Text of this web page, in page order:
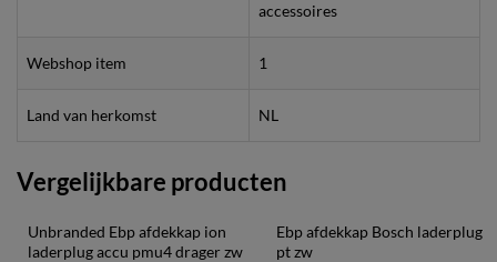
accessoires
Webshop item 1
Land van herkomst NL
Vergelijkbare producten
Unbranded Ebp afdekkap ion
laderplug accu pmu4 drager zw
Ebp afdekkap Bosch laderplug
pt zw